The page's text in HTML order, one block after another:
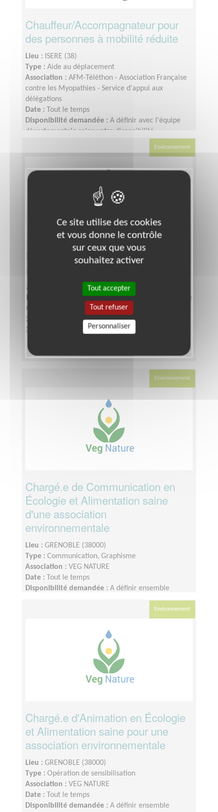
Chauffeur/Accompagnateur pour
des personnes à mobilité réduite
Lieu : ISERE (38)
Type : Aide au déplacement
Association : AFM-Téléthon - Association Française
contre les Myopathies - Service d'appui aux
délégations
Date :
Tout le temps
Disponibilité demandée : A définir avec l'équipe
départementale selon votre disponibilité
Environnement
Chargé.e de Projet d'une
association environnementale
Lieu :
GRENOBLE (38000)
Responsable associatif, Coordinateur d'équipe
Association :
VEG NATURE
Date :
Tout le temps
Disponibilité demandée :A définir ensemble
Environnement
Chargé.e de Communication en
Écologie et Alimentation saine
d'une association
environnementale
Lieu : GRENOBLE (38000)
Type : Communication, Graphisme
Association : VEG NATURE
Date :
Tout le temps
Disponibilité demandée : A définir ensemble
Environnement
Chargé.e d'Animation en Écologie
et Alimentation saine pour une
association environnementale
Lieu : GRENOBLE (38000)
Type : Opération de sensibilisation
Association : VEG NATURE
Date :
Tout le temps
Disponibilité demandée : A définir ensemble
Ce site utilise des cookies
et vous donne le contrôle
sur ceux que vous
souhaitez activer
Tout accepter
Tout refuser
Personnaliser